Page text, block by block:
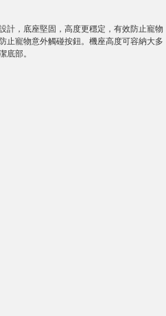
計，底座堅固，高度更穩定，有效防止寵物
止寵物意外觸碰按鈕。機座高度可容納大多
底部。